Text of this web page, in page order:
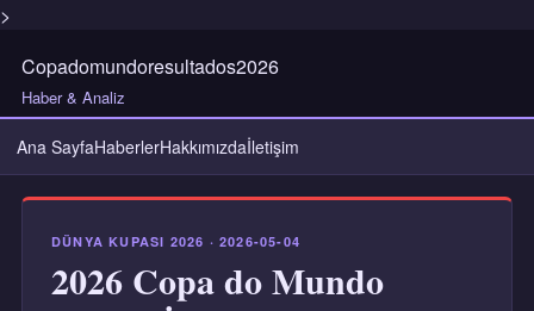
>
Copadomundoresultados2026
Haber & Analiz
Ana SayfaHaberlerHakkımızdaİletişim
DÜNYA KUPASI 2026 · 2026-05-04
2026 Copa do Mundo